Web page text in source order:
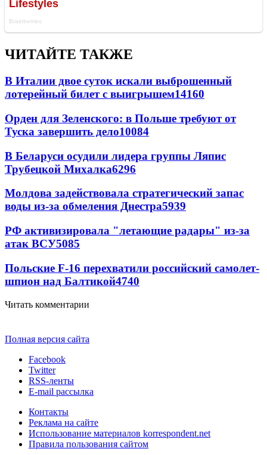
ЧИТАЙТЕ ТАКЖЕ
В Италии двое суток искали выброшенный
лотерейный билет с выигрышем14160
Орден для Зеленского: в Польше требуют от
Туска завершить дело10084
В Беларуси осудили лидера группы Ляпис
Трубецкой Михалка6296
Молдова задействовала стратегический запас
воды из-за обмеления Днестра5939
РФ активизировала "летающие радары" из-за
атак ВСУ5085
Польские F-16 перехватили российский самолет-
шпион над Балтикой4740
Читать комментарии
Полная версия сайта
Facebook
Twitter
RSS-ленты
E-mail рассылка
Контакты
Реклама на сайте
Использование материалов korrespondent.net
Правила пользования сайтом